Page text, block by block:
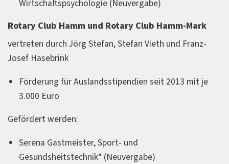
Wirtschaftspsychologie (Neuvergabe)
Rotary Club Hamm und Rotary Club Hamm-Mark
vertreten durch Jörg Stefan, Stefan Vieth und Franz-
Josef Hasebrink
Förderung für Auslandsstipendien seit 2013 mit je
3.000 Euro
Gefördert werden:
Serena Gastmeister, Sport- und
Gesundsheitstechnik* (Neuvergabe)